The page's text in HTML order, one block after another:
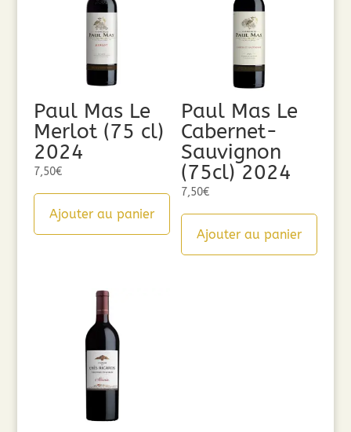
Paul Mas Le
Merlot (75 cl)
2024
7,50€
Ajouter au panier
Paul Mas Le
Cabernet-
Sauvignon
(75cl) 2024
7,50€
Ajouter au panier